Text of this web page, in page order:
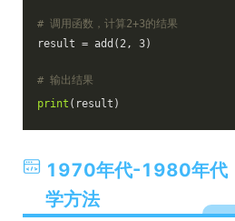
# 调用函数，计算2+3的结果
result = add(2, 3)
# 输出结果
print (result)
1970年代-1980年代
学方法